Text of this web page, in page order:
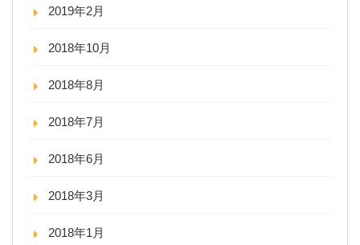
2019年2月
2018年10月
2018年8月
2018年7月
2018年6月
2018年3月
2018年1月